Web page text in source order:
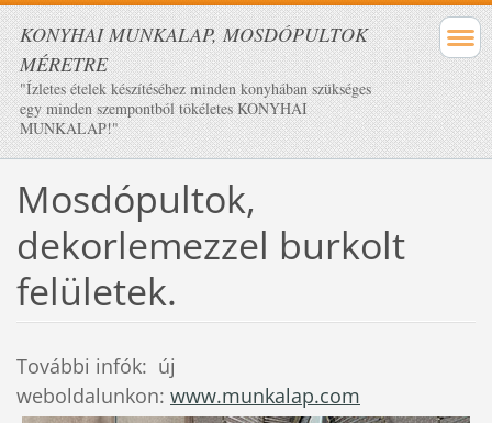
KONYHAI MUNKALAP, MOSDÓPULTOK
MÉRETRE
"Ízletes ételek készítéséhez minden konyhában szükséges
egy minden szempontból tökéletes KONYHAI
MUNKALAP!"
Mosdópultok,
dekorlemezzel burkolt
felületek.
További infók: új
weboldalunkon: www.munkalap.com